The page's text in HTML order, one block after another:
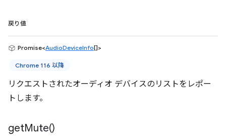
戻り値
Promise<AudioDeviceInfo[]>
Chrome 116 以降
リクエストされたオーディオ デバイスのリストをレポー
トします。
getMute()